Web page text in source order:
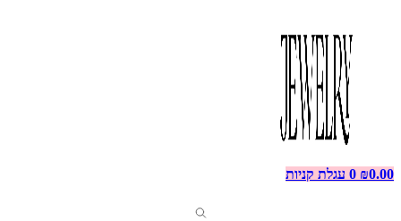
₪0.00
0 עגלת קניות